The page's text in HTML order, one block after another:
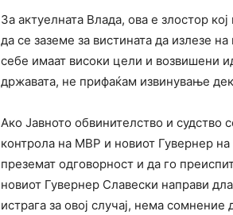
За актуелната Влада, ова е злостор
да се заземе за вистината да излезе
себе имаат високи цели и возвишени
државата, не прифаќам извинување
Ако Јавното обвинителство и
контрола на МВР и новиот Гувернер
преземат одговорност и да го
новиот Гувернер Славески направи
истрага за овој случај, нема